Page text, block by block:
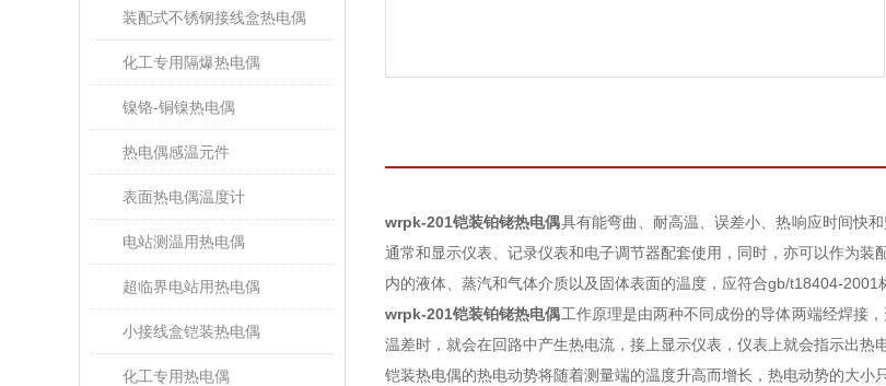
装配式不锈钢接线盒热电偶
化工专用隔爆热电偶
镍铬-铜镍热电偶
热电偶感温元件
表面热电偶温度计
电站测温用热电偶
超临界电站用热电偶
小接线盒铠装热电偶
化工专用热电偶
wrpk-201铠装铂铑热电偶具有能弯曲、耐高温、误差小、热响应时间快
通常和显示仪表、记录仪表和电子调节器配套使用，同时，亦可以作为
内的液体、蒸汽和气体介质以及固体表面的温度，应符合gb/t18404-2001
wrpk-201铠装铂铑热电偶工作原理是由两种不同成份的导体两端经焊接
温差时，就会在回路中产生热电流，接上显示仪表，仪表上就会指示出热
铠装热电偶的热电动势将随着测量端的温度升高而增长，热电动势的大小